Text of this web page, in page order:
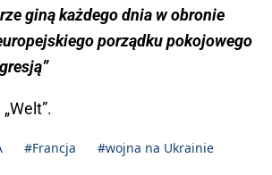
giną każdego dnia w obronie
porządku pokojowego
#Francja
#wojna na Ukrainie